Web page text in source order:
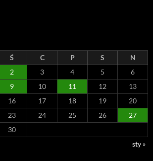
Ś C P S
N
2 3 4 5
6
9 10 11 12
13
16 17 18 19
20
23 24 25 26
27
30
sty »